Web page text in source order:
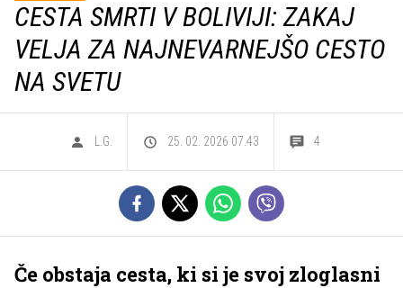
CESTA SMRTI V BOLIVIJI: ZAKAJ
VELJA ZA NAJNEVARNEJŠO CESTO
NA SVETU
L.G. 25. 02. 2026 07.43 4
Če obstaja cesta, ki si je svoj zloglasni